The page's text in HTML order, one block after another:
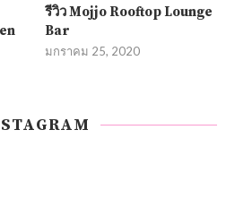
รีวิว Mojjo Rooftop Lounge
Bar
มกราคม 25, 2020